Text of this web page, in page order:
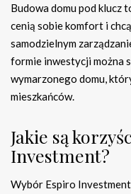
Budowa domu pod klucz
cenią sobie komfort i
samodzielnym
formie inwestycji można
wymarzonego domu,
mieszkańców.
Jakie są
Investment?
Wybór Espiro